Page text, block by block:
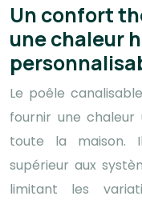
Un confort
une chaleur
Le poêle
fournir une chaleur
toute la maison.
supérieur aux
limitant les